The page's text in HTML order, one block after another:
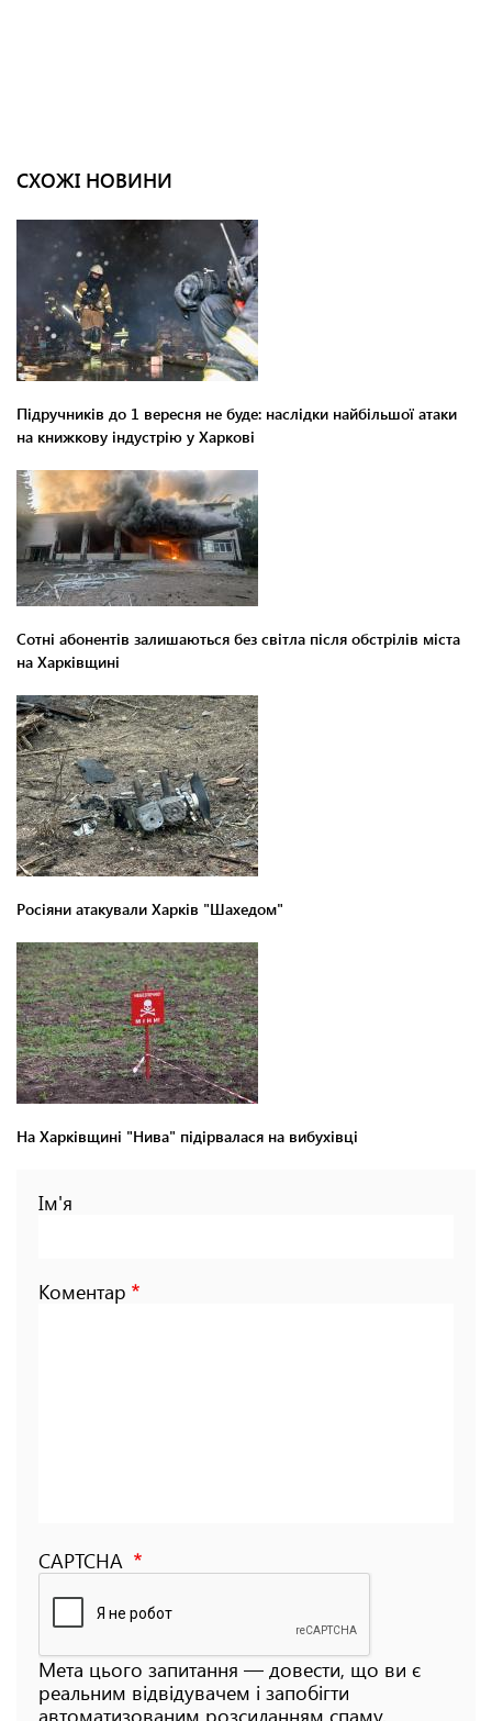
СХОЖІ НОВИНИ
Підручників до 1 вересня не буде: наслідки найбільшої атаки
на книжкову індустрію у Харкові
Сотні абонентів залишаються без світла після обстрілів міста
на Харківщині
Росіяни атакували Харків "Шахедом"
На Харківщині "Нива" підірвалася на вибухівці
Ім'я
Коментар
CAPTCHA
Мета цього запитання — довести, що ви є
реальним відвідувачем і запобігти
автоматизованим розсиланням спаму.